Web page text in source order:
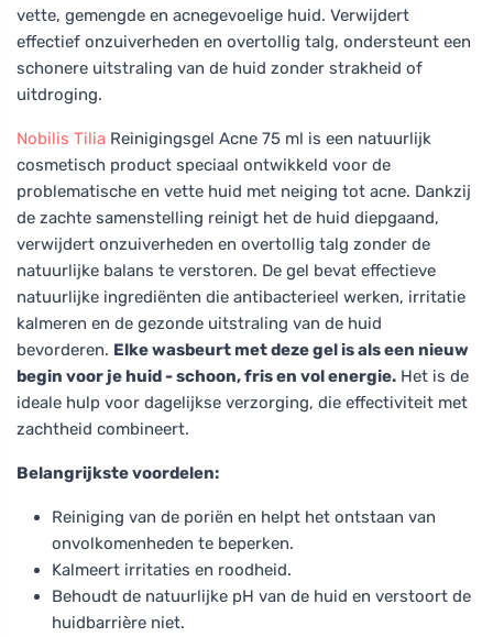
vette, gemengde en acnegevoelige huid. Verwijdert
effectief onzuiverheden en overtollig talg, ondersteunt een
schonere uitstraling van de huid zonder strakheid of
uitdroging.
Nobilis Tilia Reinigingsgel Acne 75 ml is een natuurlijk
cosmetisch product speciaal ontwikkeld voor de
problematische en vette huid met neiging tot acne. Dankzij
de zachte samenstelling reinigt het de huid diepgaand,
verwijdert onzuiverheden en overtollig talg zonder de
natuurlijke balans te verstoren. De gel bevat effectieve
natuurlijke ingrediënten die antibacterieel werken, irritatie
kalmeren en de gezonde uitstraling van de huid
bevorderen. Elke wasbeurt met deze gel is als een nieuw
begin voor je huid - schoon, fris en vol energie. Het is de
ideale hulp voor dagelijkse verzorging, die effectiviteit met
zachtheid combineert.
Belangrijkste voordelen:
Reiniging van de poriën en helpt het ontstaan van
onvolkomenheden te beperken.
Kalmeert irritaties en roodheid.
Behoudt de natuurlijke pH van de huid en verstoort de
huidbarrière niet.